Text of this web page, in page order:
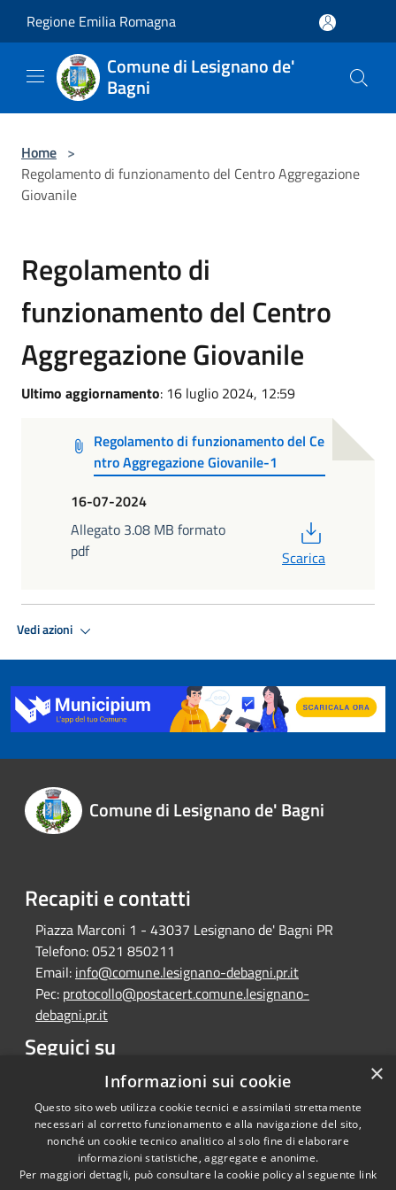
Regione Emilia Romagna
Comune di Lesignano de'
Bagni
Home >
Regolamento di funzionamento del Centro Aggregazione
Giovanile
Regolamento di
funzionamento del Centro
Aggregazione Giovanile
Ultimo aggiornamento: 16 luglio 2024, 12:59
Regolamento di funzionamento del Ce
ntro Aggregazione Giovanile-1
16-07-2024
Allegato 3.08 MB formato
pdf
Scarica
Vedi azioni
Comune di Lesignano de' Bagni
Recapiti e contatti
Piazza Marconi 1 - 43037 Lesignano de' Bagni PR
Telefono:0521 850211
Email: info@comune.lesignano-debagni.pr.it
Pec: protocollo@postacert.comune.lesignano-
debagni.pr.it
Seguici su
Facebook
Accessibilità
Copyright © 2026 • Comune di
Lesignano de' Bagni • Powered
×
Informazioni sui cookie
Questo sito web utilizza cookie tecnici e assimilati strettamente
necessari al corretto funzionamento e alla navigazione del sito,
nonché un cookie tecnico analitico al solo fine di elaborare
informazioni statistiche, aggregate e anonime.
Per maggiori dettagli, può consultare la cookie policy al seguente link